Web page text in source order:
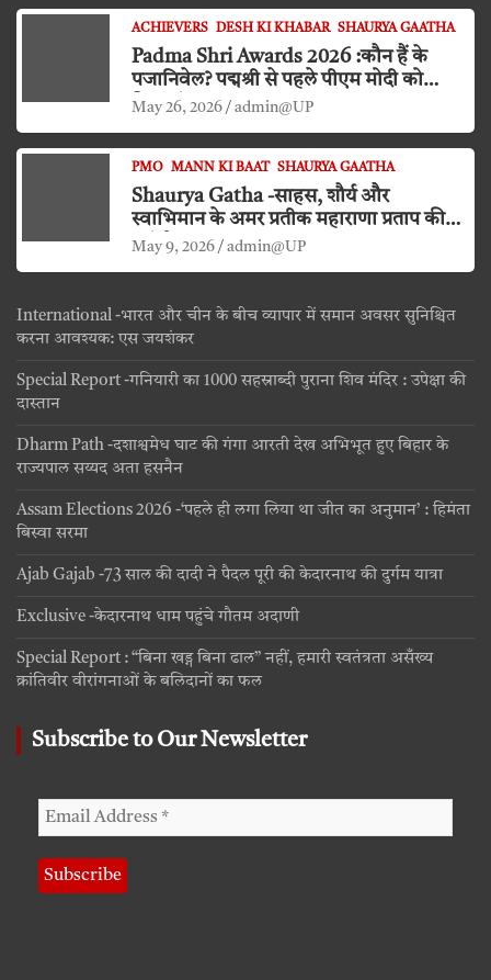
ACHIEVERS DESH KI KHABAR SHAURYA GAATHA
Padma Shri Awards 2026 :कौन हैं के
पजानिवेल? पद्मश्री से पहले पीएम मोदी को
किया दंडवत प्रणाम
May 26, 2026 admin@UP
PMO MANN KI BAAT SHAURYA GAATHA
Shaurya Gatha -साहस, शौर्य और
स्वाभिमान के अमर प्रतीक महाराणा प्रताप की
जयंती
May 9, 2026 admin@UP
International -भारत और चीन के बीच व्यापार में समान अवसर सुनिश्चित
करना आवश्यक: एस जयशंकर
Special Report -गनियारी का 1000 सहस्राब्दी पुराना शिव मंदिर : उपेक्षा की
दास्तान
Dharm Path -दशाश्वमेध घाट की गंगा आरती देख अभिभूत हुए बिहार के
राज्यपाल सय्यद अता हसनैन
Assam Elections 2026 -‘पहले ही लगा लिया था जीत का अनुमान’ : हिमंता
बिस्वा सरमा
Ajab Gajab -73 साल की दादी ने पैदल पूरी की केदारनाथ की दुर्गम यात्रा
Exclusive -केदारनाथ धाम पहुंचे गौतम अदाणी
Special Report : “बिना खड्ग बिना ढाल” नहीं, हमारी स्वतंत्रता असँख्य
क्रांतिवीर वीरांगनाओं के बलिदानों का फल
Subscribe to Our Newsletter